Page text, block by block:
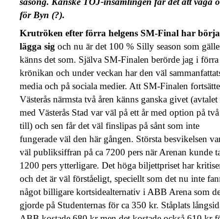
för Byn (?).
Krutröken efter förra helgens SM-Final har
lägga sig och nu är det 100 % Silly season som
känns det som. Själva SM-Finalen berörde jag i förra
krönikan och under veckan har den väl
media och på sociala medier. Att SM-Finalen
Västerås närmsta två åren känns ganska givet (avtalet
med Västerås Stad var väl på ett år med option på
till) och sen får det väl finslipas på sånt som inte
fungerade väl den här gången. Största besvikelsen
väl publiksiffran på ca 7200 pers när Arenan kunde
1200 pers ytterligare. Det höga biljettpriset har
och det är väl förståeligt, speciellt som det nu inte
något billigare kortsidealternativ i ABB Arena som
gjorde på Studenternas för ca 350 kr. Ståplats